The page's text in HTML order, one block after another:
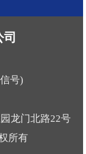
号)
龙门北路22号
所有